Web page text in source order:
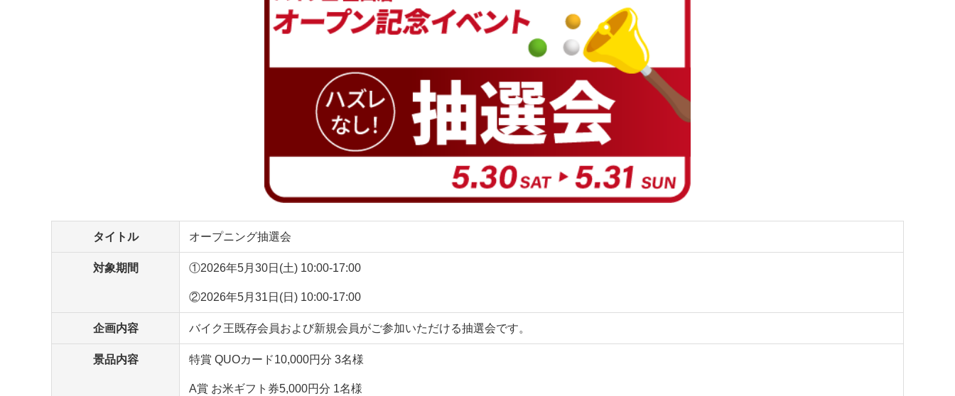
タイトル オープニング抽選会
対象期間 ①2026年5月30日(土) 10:00-17:00
②2026年5月31日(日) 10:00-17:00
企画内容 バイク王既存会員および新規会員がご参加いただける抽選会です。
景品内容 特賞 QUOカード10,000円分 3名様
A賞 お米ギフト券5,000円分 1名様